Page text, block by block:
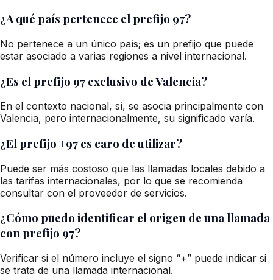
¿A qué país pertenece el prefijo 97?
No pertenece a un único país; es un prefijo que puede
estar asociado a varias regiones a nivel internacional.
¿Es el prefijo 97 exclusivo de Valencia?
En el contexto nacional, sí, se asocia principalmente con
Valencia, pero internacionalmente, su significado varía.
¿El prefijo +97 es caro de utilizar?
Puede ser más costoso que las llamadas locales debido a
las tarifas internacionales, por lo que se recomienda
consultar con el proveedor de servicios.
¿Cómo puedo identificar el origen de una llamada
con prefijo 97?
Verificar si el número incluye el signo “+” puede indicar si
se trata de una llamada internacional.